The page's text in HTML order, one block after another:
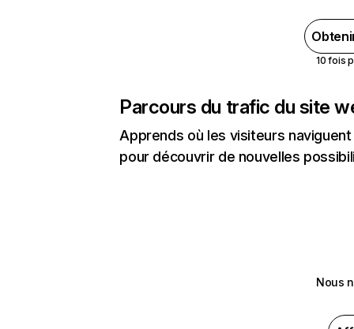
10 fois
Parcours du trafic du site
Apprends où les visiteurs
pour découvrir de nouvelles
Nous